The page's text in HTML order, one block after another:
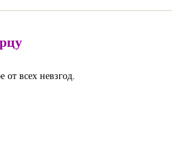
от всех невзгод.